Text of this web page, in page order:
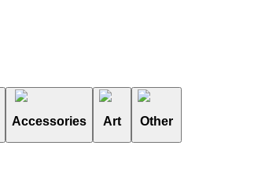
Accessories Art Other